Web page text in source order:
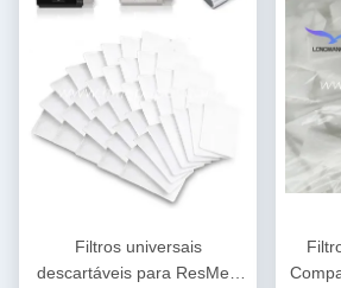
Filtros universais
descartáveis para ResMed